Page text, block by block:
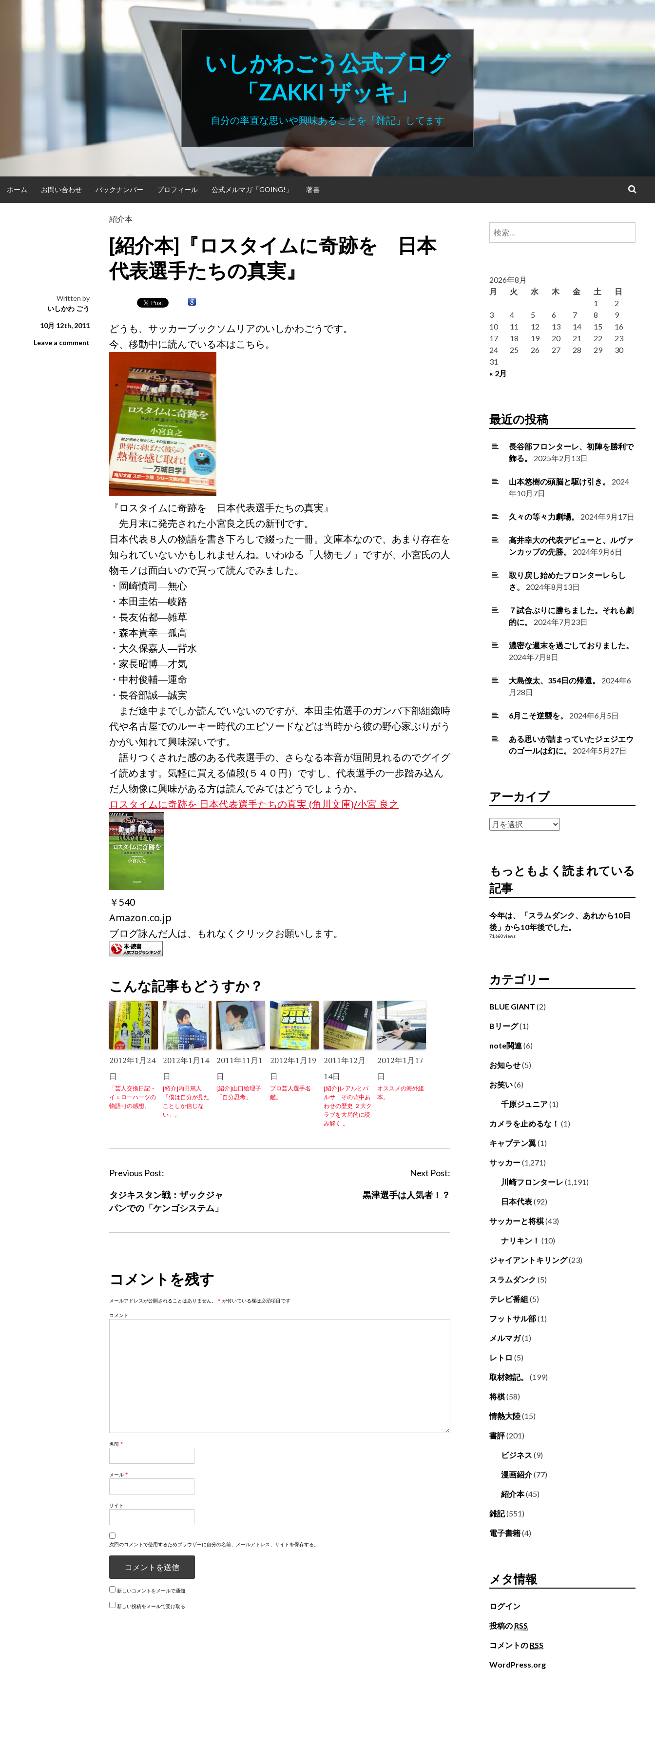
いしかわごう公式ブログ
「ZAKKI ザッキ」
自分の率直な思いや興味あることを「雑記」してます
ホーム お問い合わせ バックナンバー プロフィール 公式メルマガ「GOING!」 著書
紹介本
[紹介本]『ロスタイムに奇跡を 日本
代表選手たちの真実』
Written by
いしかわ ごう
10月 12th, 2011
Leave a comment
どうも、サッカーブックソムリアのいしかわごうです。
今、移動中に読んでいる本はこちら。
『ロスタイムに奇跡を 日本代表選手たちの真実』
先月末に発売された小宮良之氏の新刊です。
日本代表８人の物語を書き下ろしで綴った一冊。文庫本なので、あまり存在を
知られていないかもしれませんね。いわゆる「人物モノ」ですが、小宮氏の人
物モノは面白いので買って読んでみました。
・岡崎慎司―無心
・本田圭佑―岐路
・長友佑都―雑草
・森本貴幸―孤高
・大久保嘉人―背水
・家長昭博―才気
・中村俊輔―運命
・長谷部誠―誠実
まだ途中までしか読んでいないのですが、本田圭佑選手のガンバ下部組織時
代や名古屋でのルーキー時代のエピソードなどは当時から彼の野心家ぶりがう
かがい知れて興味深いです。
語りつくされた感のある代表選手の、さらなる本音が垣間見れるのでグイグ
イ読めます。気軽に買える値段(５４０円）ですし、代表選手の一歩踏み込ん
だ人物像に興味がある方は読んでみてはどうでしょうか。
ロスタイムに奇跡を 日本代表選手たちの真実 (角川文庫)/小宮 良之
￥540
Amazon.co.jp
ブログ詠んだ人は、もれなくクリックお願いします。
こんな記事もどうすか？
2012年1月24
日
「芸人交換日記 ~
イエローハーツの
物語~｣の感想。
2012年1月14
日
[紹介]内田篤人
「僕は自分が見た
ことしか信じな
い」。
2011年11月1
日
[紹介]山口絵理子
「自分思考」
2012年1月19
日
プロ芸人選手名
鑑。
2011年12月
14日
[紹介]レアルとバ
ルサ その背中あ
わせの歴史 ２大ク
ラブを大局的に読
み解く 。
2012年1月17
日
オススメの海外組
本。
P
s
t
g
t
i
Previous Post:
タジキスタン戦：ザックジャ
パンでの「ケンゴシステム」
Next Post:
黒津選手は人気者！？
コメントを残す
メールアドレスが公開されることはありません。 * が付いている欄は必須項目です
コメント
名前 *
メール *
サイト
次回のコメントで使用するためブラウザーに自分の名前、メールアドレス、サイトを保存する。
新しいコメントをメールで通知
新しい投稿をメールで受け取る
検
2026年8月
月
火 水 木 金 土 日
« 2月
1
2
3
4 5 6 7 8
9
10
11 12 13 14 15
16
17
18 19 20 21 22
23
24
25 26 27 28 29
30
31
最近の投稿
長谷部フロンターレ、初陣を勝利で
飾る。
2025年2月13日
山本悠樹の頭脳と駆け引き。
2024
年10月7日
久々の等々力劇場。 2024年9月17日
高井幸大の代表デビューと、ルヴァ
ンカップの先勝。
2024年9月6日
取り戻し始めたフロンターレらし
さ。
2024年8月13日
７試合ぶりに勝ちました。それも劇
的に。
2024年7月23日
濃密な週末を過ごしておりました。
2024年7月8日
大島僚太、354日の帰還。
2024年6
月28日
6月こそ逆襲を。 2024年6月5日
ある思いが詰まっていたジェジエウ
のゴールは幻に。
2024年5月27日
アーカイブ
ア
ブ
もっともよく読まれている
記事
今年は、「スラムダンク、あれから10日
後」から10年後でした。
71,660 views
カテゴリー
BLUE GIANT (2)
Bリーグ(1)
note関連(6)
お知らせ(5)
お笑い(6)
千原ジュニア(1)
カメラを止めるな！ (1)
キャプテン翼(1)
サッカー(1,271)
川崎フロンターレ (1,191)
日本代表(92)
サッカーと将棋(43)
ナリキン！ (10)
ジャイアントキリング(23)
スラムダンク (5)
テレビ番組 (5)
フットサル部(1)
メルマガ(1)
レトロ (5)
取材雑記。 (199)
将棋(58)
情熱大陸(15)
書評(201)
ビジネス (9)
漫画紹介(77)
紹介本(45)
雑記(551)
電子書籍(4)
メタ情報
ログイン
投稿の RSS
コメントの RSS
WordPress.org